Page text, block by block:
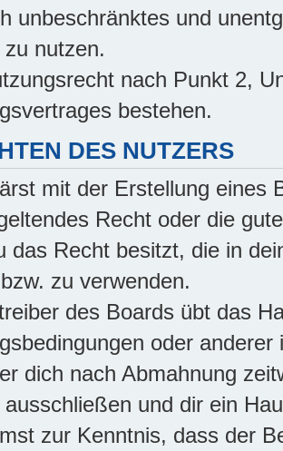
unbeschränktes und
nutzen.
nach Punkt 2,
bestehen.
DES NUTZERS
mit der Erstellung eines
Recht oder die
das Recht besitzt, die in
zu verwenden.
des Boards übt das
oder
dich nach Abmahnung
ausschließen und dir ein
zur Kenntnis, dass der